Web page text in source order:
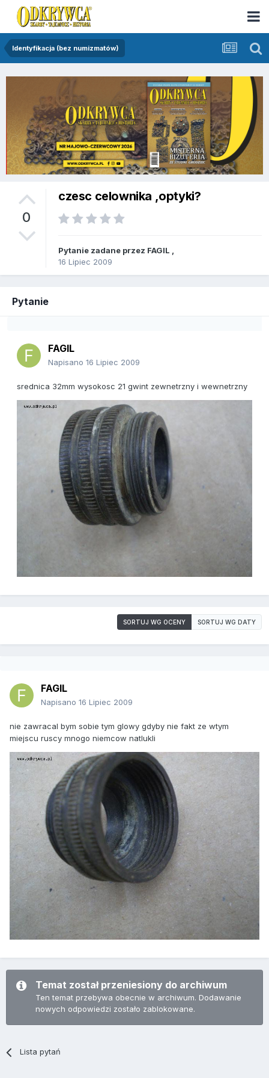
Identyfikacja (bez numizmatów)
0
czesc celownika ,optyki?
Pytanie zadane przez FAGIL
16 Lipiec 2009
Pytanie
FAGIL
Napisano 16 Lipiec 2009
srednica 32mm wysokosc 21 gwint zewnetrzny i wewnetrzny
SORTUJ WG OCENY SORTUJ WG DATY
FAGIL
Napisano 16 Lipiec 2009
nie zawracal bym sobie tym glowy gdyby nie fakt ze wtym
miejscu ruscy mnogo niemcow natlukli
Temat został przeniesiony do archiwum
Ten temat przebywa obecnie w archiwum. Dodawanie
nowych odpowiedzi zostało zablokowane.
Lista pytań